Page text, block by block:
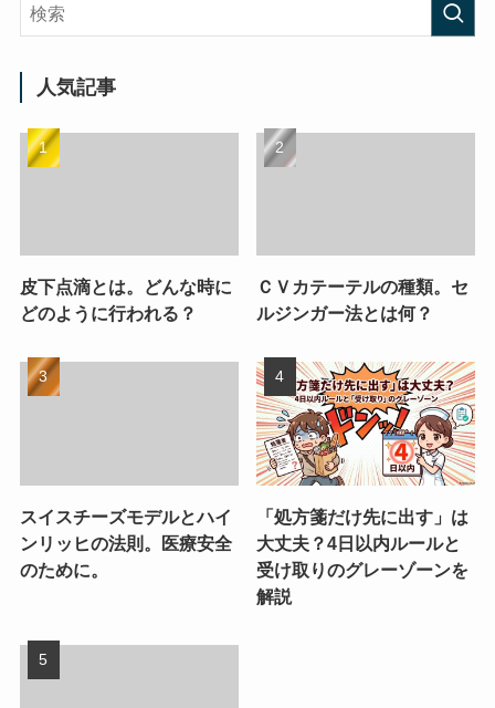
人気記事
皮下点滴とは。どんな時に
どのように行われる？
ＣＶカテーテルの種類。セ
ルジンガー法とは何？
スイスチーズモデルとハイ
ンリッヒの法則。医療安全
のために。
「処方箋だけ先に出す」は
大丈夫？4日以内ルールと
受け取りのグレーゾーンを
解説